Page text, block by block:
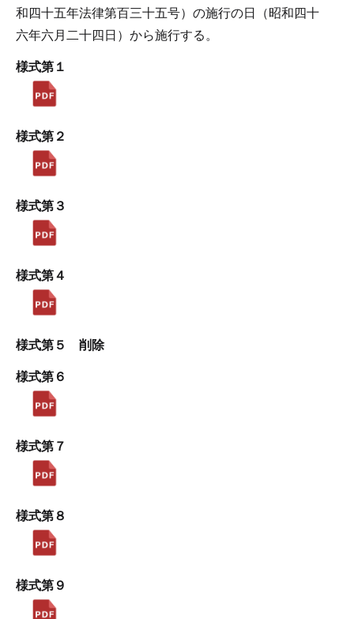
和四十五年法律第百三十五号）の施行の日（昭和四十
六年六月二十四日）から施行する。
様式第１
様式第２
様式第３
様式第４
様式第５ 削除
様式第６
様式第７
様式第８
様式第９